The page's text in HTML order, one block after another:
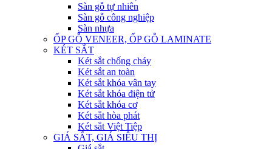
Sàn gỗ tự nhiên
Sàn gỗ công nghiệp
Sàn nhựa
ỐP GỖ VENEER, ỐP GỖ LAMINATE
KÉT SẮT
Két sắt chống cháy
Két sắt an toàn
Két sắt khóa vân tay
Két sắt khóa điện tử
Két sắt khóa cơ
Két sắt hòa phát
Két sắt Việt Tiệp
GIÁ SẮT, GIÁ SIÊU THỊ